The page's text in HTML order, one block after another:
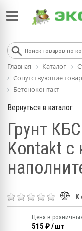
Главная Каталог
Сопутствующие
Бетоноконтакт
Вернуться в каталог
Грунт
Kontakt
К
Цена в
515 ₽ / шт